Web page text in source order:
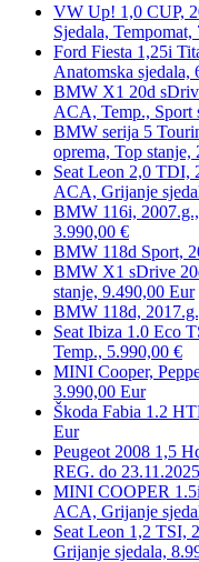
VW Up! 1,0 CUP,
Sjedala,
Ford Fiesta 1,25i
Anatomska sjedala,
BMW X1 20d
ACA, Temp., Sport
BMW serija 5
oprema, Top stanje,
Seat Leon 2,0
ACA, Grijanje
BMW 116i,
3.990,00 €
BMW 118d Sport,
BMW X1 sDrive
stanje, 9.490,00 Eur
BMW 118d,
Seat Ibiza 1.0 Eco
Temp., 5.990,00 €
MINI Cooper,
3.990,00 Eur
Škoda Fabia 1.2
Eur
Peugeot 2008 1,5
REG. do
MINI COOPER
ACA, Grijanje
Seat Leon 1,2
Grijanje sjedala,